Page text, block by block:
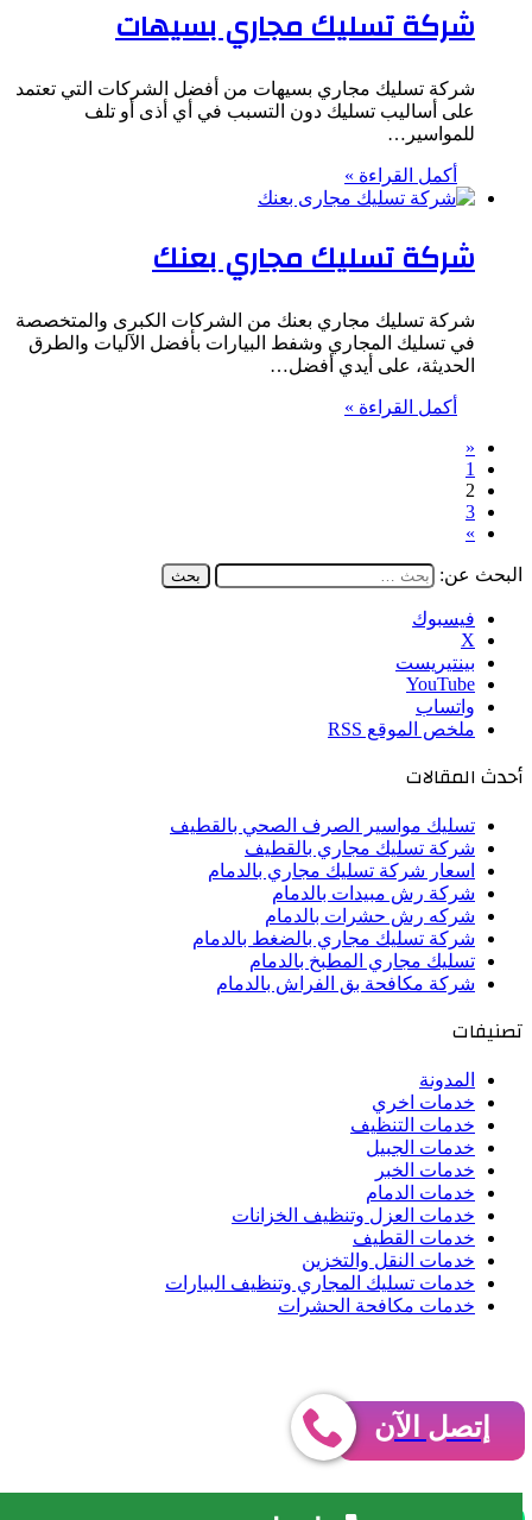
شركة تسليك مجاري بسيهات
شركة تسليك مجاري بسيهات من أفضل الشركات التي تعتمد
على أساليب تسليك دون التسبب في أي أذى أو تلف
للمواسير…
أكمل القراءة »
شركة تسليك مجاري بعنك
شركة تسليك مجاري بعنك من الشركات الكبرى والمتخصصة
في تسليك المجاري وشفط البيارات بأفضل الآليات والطرق
الحديثة، على أيدي أفضل…
أكمل القراءة »
«
1
2
3
»
البحث عن:
فيسبوك
‫X
بينتيريست
‫YouTube
واتساب
ملخص الموقع RSS
أحدث المقالات
تسليك مواسير الصرف الصحي بالقطيف
شركة تسليك مجاري بالقطيف
اسعار شركة تسليك مجاري بالدمام
شركة رش مبيدات بالدمام
شركه رش حشرات بالدمام
شركة تسليك مجاري بالضغط بالدمام
تسليك مجاري المطبخ بالدمام
شركة مكافحة بق الفراش بالدمام
تصنيفات
المدونة
خدمات اخري
خدمات التنظيف
خدمات الجبيل
خدمات الخبر
خدمات الدمام
خدمات العزل وتنظيف الخزانات
خدمات القطيف
خدمات النقل والتخزين
خدمات تسليك المجاري وتنظيف البيارات
خدمات مكافحة الحشرات
بينتيريست
ملخص الموقع RSS
إتصل الآن